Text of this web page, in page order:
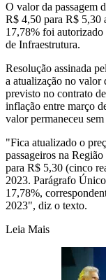
O valor da passagem
R$ 4,50 para R$ 5,30
17,78% foi autorizado
de Infraestrutura.
Resolução assinada
a atualização no valor
previsto no contrato
inflação entre março
valor permaneceu
"Fica atualizado o
passageiros na
para R$ 5,30 (cinco
2023. Parágrafo
17,78%,
2023", diz o texto.
Leia Mais